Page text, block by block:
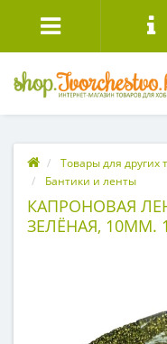
Товары для других
Бантики и ленты
КАПРОНОВАЯ
ЗЕЛЁНАЯ, 10ММ.